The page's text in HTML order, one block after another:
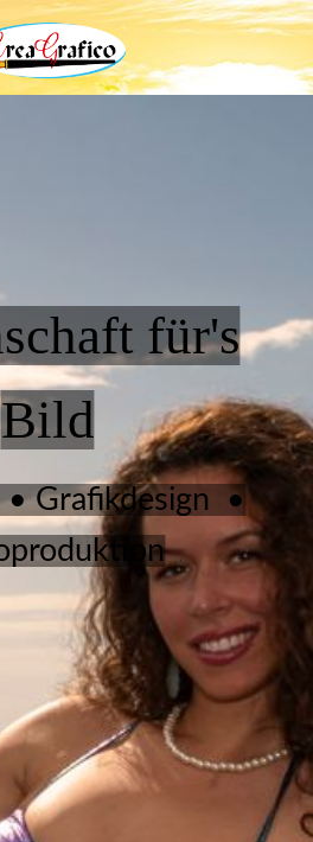
für's
Bild
Grafikdesign •